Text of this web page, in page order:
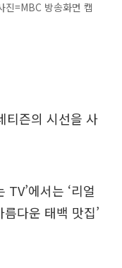
=MBC 방송화면 캡
티즌의 시선을 사
에서는 ‘리얼
다운 태백 맛집’